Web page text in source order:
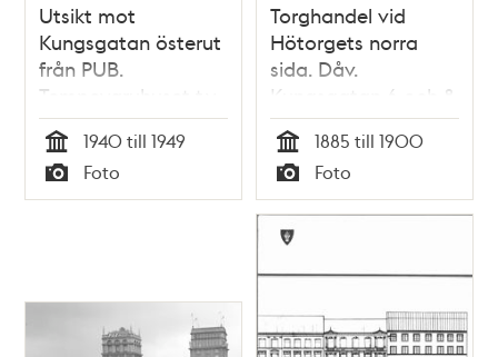
Utsikt mot
Kungsgatan österut
från PUB.
Tempovaruhuset t.v
Tid
1940 till 1949
Typ
Foto
Torghandel vid
Hötorgets norra
sida. Dåv.
Kungsgatan 6 och 8
i fonden med
Holländargatan
mellan husen. Nuv.
Kungsgatan 44 och
46
Tid
1885 till 1900
Typ
Foto